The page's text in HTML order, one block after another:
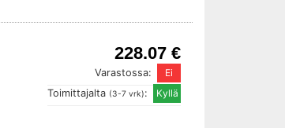
228.07 €
Varastossa:
Toimittajalta (3-7 vrk):